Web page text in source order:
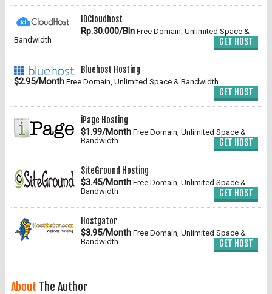
IDCloudhost
Rp.30.000/BlnFree Domain, Unlimited Space &
Bandwidth
GET HOST
Bluehost Hosting
$2.95/MonthFree Domain, Unlimited Space & Bandwidth
GET HOST
iPage Hosting
$1.99/MonthFree Domain, Unlimited Space &
Bandwidth
GET HOST
SiteGround Hosting
$3.45/MonthFree Domain, Unlimited Space &
Bandwidth
GET HOST
Hostgator
$3.95/MonthFree Domain, Unlimited Space &
Bandwidth
GET HOST
About The Author